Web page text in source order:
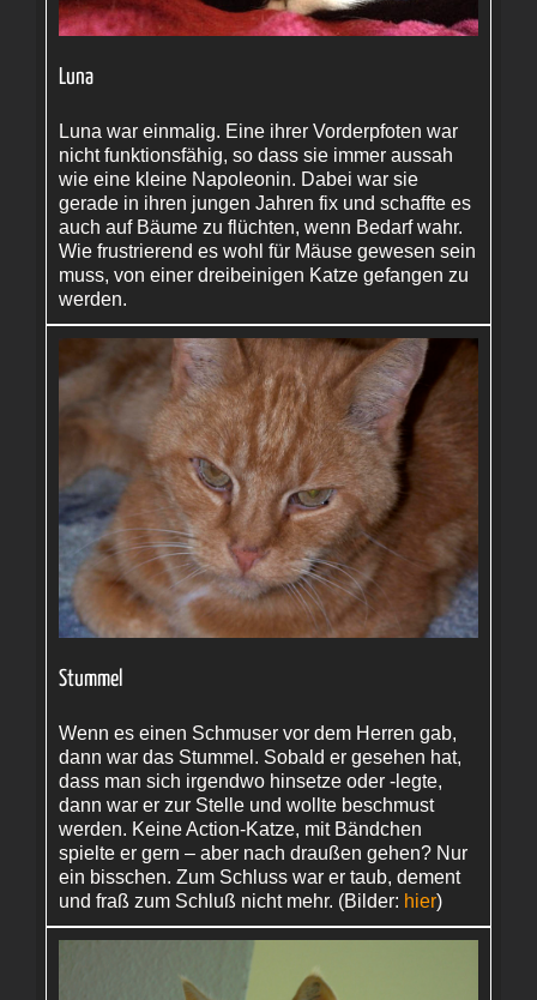
Luna
Luna war einmalig. Eine ihrer Vorderpfoten war
nicht funktionsfähig, so dass sie immer aussah
wie eine kleine Napoleonin. Dabei war sie
gerade in ihren jungen Jahren fix und schaffte es
auch auf Bäume zu flüchten, wenn Bedarf wahr.
Wie frustrierend es wohl für Mäuse gewesen sein
muss, von einer dreibeinigen Katze gefangen zu
werden.
Stummel
Wenn es einen Schmuser vor dem Herren gab,
dann war das Stummel. Sobald er gesehen hat,
dass man sich irgendwo hinsetze oder ‑legte,
dann war er zur Stelle und wollte beschmust
werden. Keine Action-Katze, mit Bändchen
spielte er gern – aber nach draußen gehen? Nur
ein bisschen. Zum Schluss war er taub, dement
und fraß zum Schluß nicht mehr. (Bilder: hier)